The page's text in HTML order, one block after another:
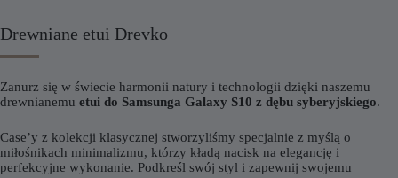
Drewniane etui Drevko
Zanurz się w świecie harmonii natury i technologii dzięki naszemu
drewnianemu etui do Samsunga Galaxy S10 z dębu syberyjskiego.
Case’y z kolekcji klasycznej stworzyliśmy specjalnie z myślą o
miłośnikach minimalizmu, którzy kładą nacisk na elegancję i
perfekcyjne wykonanie. Podkreśl swój styl i zapewnij swojemu